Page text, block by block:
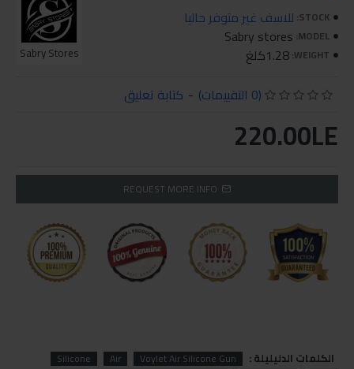
STOCK: للاسف غير متوفر حاليا
MODEL:
Sabry stores
WEIGHT: 1.28كلغ Sabry Stores
(0 التقييمات) - كتابة تعليق
220.00LE
REQUEST MORE INFO
الكلمات الدليليلة : Voylet Air Silicone Gun
Air
Silicone